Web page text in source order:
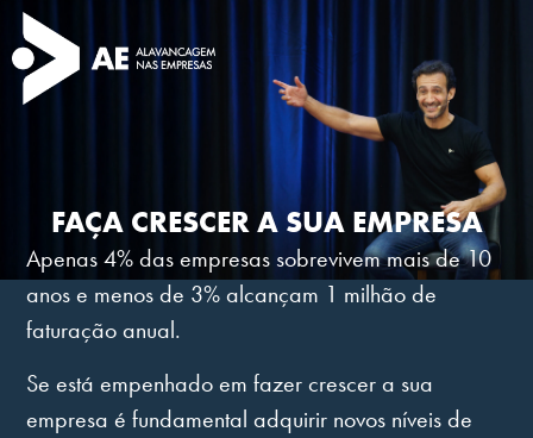
FAÇA CRESCER A SUA EMPRESA
Apenas 4% das empresas sobrevivem mais de 10
anos e menos de 3% alcançam 1 milhão de
faturação anual.
Se está empenhado em fazer crescer a sua
empresa é fundamental adquirir novos níveis de